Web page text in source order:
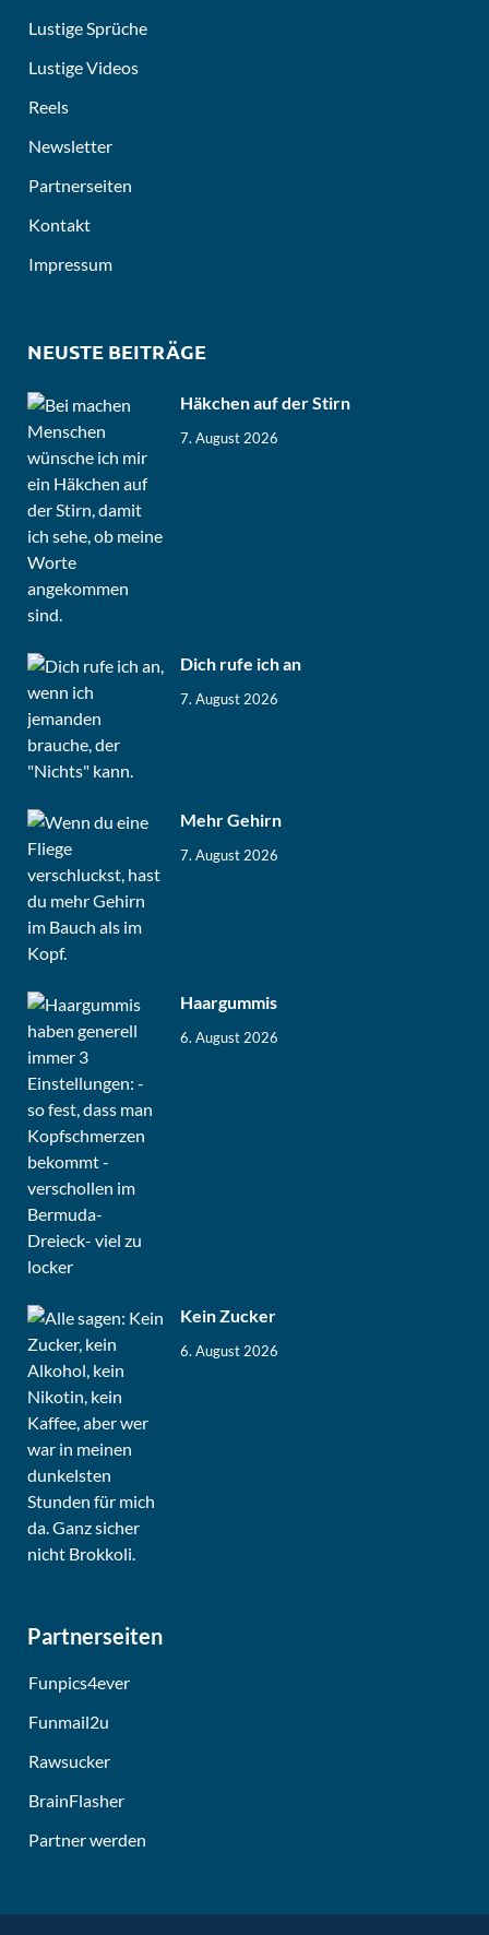
Lustige Sprüche
Lustige Videos
Reels
Newsletter
Partnerseiten
Kontakt
Impressum
NEUSTE BEITRÄGE
Häkchen auf der Stirn
7. August 2026
Dich rufe ich an
7. August 2026
Mehr Gehirn
7. August 2026
Haargummis
6. August 2026
Kein Zucker
6. August 2026
Partnerseiten
Funpics4ever
Funmail2u
Rawsucker
BrainFlasher
Partner werden